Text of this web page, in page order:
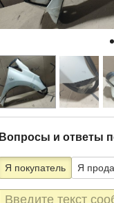
Вопросы и ответы
Я покупатель Я
Текст